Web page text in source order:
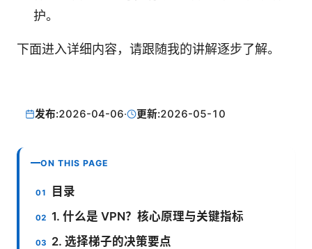
护。
下面进入详细内容，请跟随我的讲解逐步了解。
发布:2026-04-06· 更新:2026-05-10
ON THIS PAGE
目录
1. 什么是 VPN？核心原理与关键指标
2. 选择梯子的决策要点